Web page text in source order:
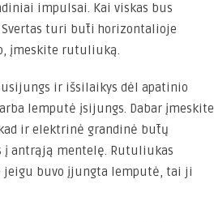
impulsai. Kai viskas bus
turi būti horizontalioje
įmeskite rutuliuką.
ir išsilaikys dėl apatinio
lemputė įsijungs. Dabar įmeskite
ir elektrinė grandinė būtų
antrąją mentelę. Rutuliukas
jeigu buvo įjungta lemputė, tai ji